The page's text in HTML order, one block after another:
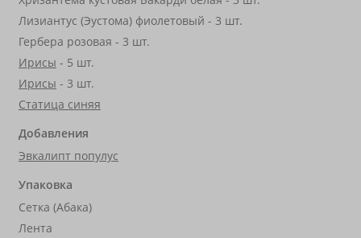
Лизиантус (Эустома) фиолетовый - 3 шт.
Гербера розовая - 3 шт.
Ирисы - 5 шт.
Ирисы - 3 шт.
Статица синяя
Добавления
Эвкалипт популус
Упаковка
Сетка (Абака)
Лента